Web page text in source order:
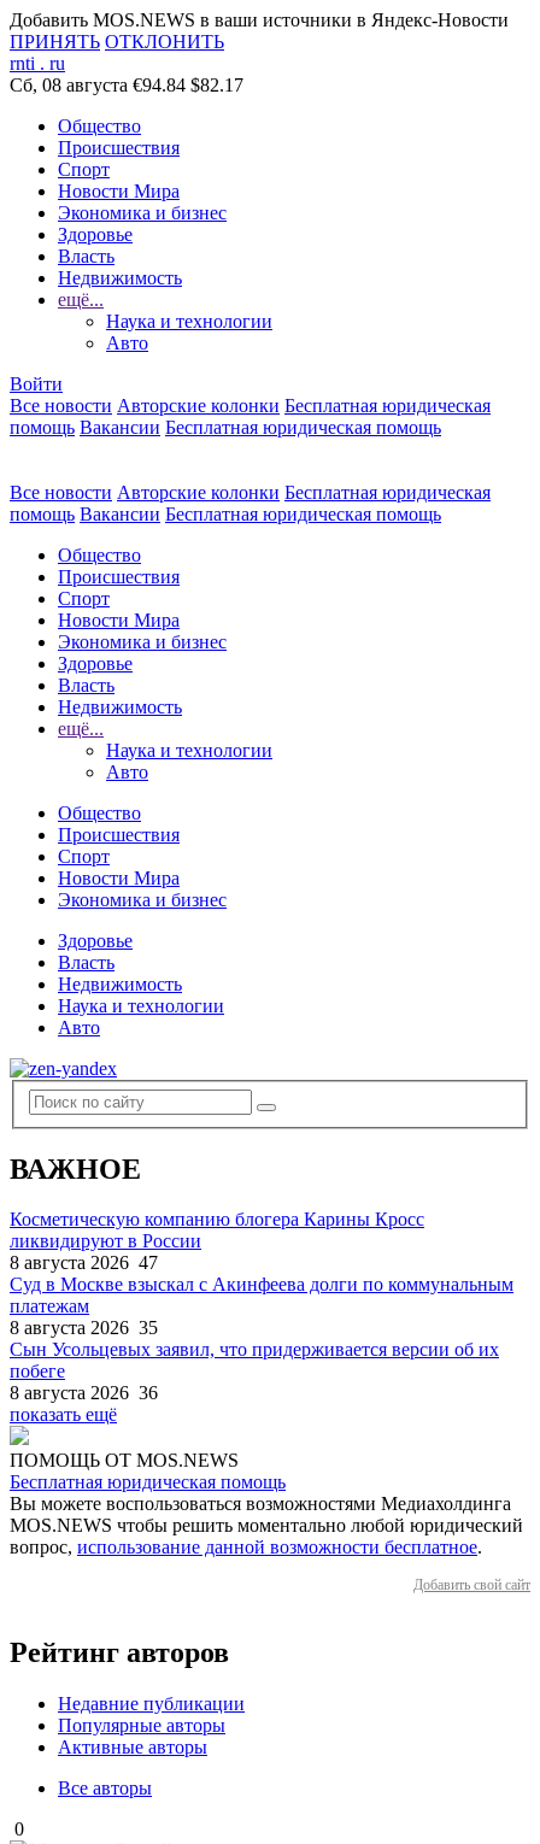
Добавить MOS.NEWS в ваши источники в Яндекс-Новости
ПРИНЯТЬ ОТКЛОНИТЬ
rnti . ru
Сб, 08 августа €94.84 $82.17
Общество
Происшествия
Спорт
Новости Мира
Экономика и бизнес
Здоровье
Власть
Недвижимость
ещё...
Наука и технологии
Авто
Войти
Все новости Авторские колонки Бесплатная юридическая
помощь Вакансии Бесплатная юридическая помощь
Все новости Авторские колонки Бесплатная юридическая
помощь Вакансии Бесплатная юридическая помощь
Общество
Происшествия
Спорт
Новости Мира
Экономика и бизнес
Здоровье
Власть
Недвижимость
ещё...
Наука и технологии
Авто
Общество
Происшествия
Спорт
Новости Мира
Экономика и бизнес
Здоровье
Власть
Недвижимость
Наука и технологии
Авто
ВАЖНОЕ
Косметическую компанию блогера Карины Кросс
ликвидируют в России
8 августа 2026 47
Суд в Москве взыскал с Акинфеева долги по коммунальным
платежам
8 августа 2026 35
Сын Усольцевых заявил, что придерживается версии об их
побеге
8 августа 2026 36
показать ещё
ПОМОЩЬ ОТ MOS.NEWS
Бесплатная юридическая помощь
Вы можете воспользоваться возможностями Медиахолдинга
MOS.NEWS чтобы решить моментально любой юридический
вопрос, использование данной возможности бесплатное.
Добавить свой сайт
Рейтинг авторов
Недавние публикации
Популярные авторы
Активные авторы
Все авторы
0